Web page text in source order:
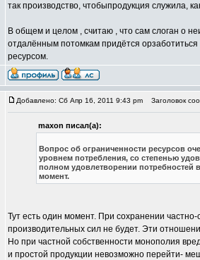
так производство, чтобыпродукция служила,
В общем и целом , считаю , что сам слоган о
отдалённым потомкам придётся
ресурсом.
Добавлено: Сб Апр 16, 2011 9:43 pm Заголовок
maxon писал(а):
Вопрос об ограниченности ресурсов
уровнем потребления, со степенью
полном удовлетворении потребностей
момент.
Тут есть один момент. При сохранении
производительных сил не будет. Эти
Но при частной собственности монополия
и простой продукции невозможно перейти-